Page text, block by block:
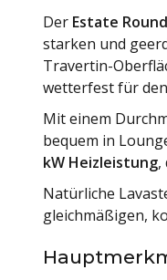
Der Estate
starken und
Travertin-
wetterfest für
Mit einem
bequem in
kW Heizleistung,
Natürliche
gleichmäßigen,